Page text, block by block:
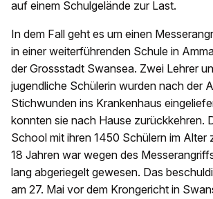
auf einem Schulgelände zur Last.
In dem Fall geht es um einen
in einer weiterführenden Schule in
der Grossstadt Swansea. Zwei Lehrer
jugendliche Schülerin wurden nach der
Stichwunden ins Krankenhaus
konnten sie nach Hause zurückkehren.
School mit ihren 1450 Schülern im Alter
18 Jahren war wegen des
lang abgeriegelt gewesen. Das
am 27. Mai vor dem Krongericht in